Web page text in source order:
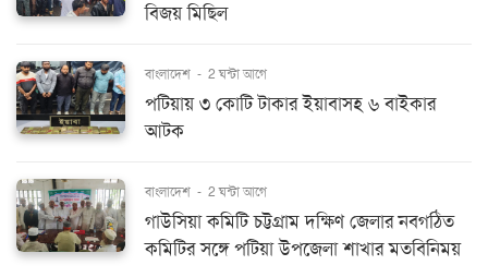
বিজয় মিছিল
বাংলাদেশ - 2 ঘন্টা আগে
পটিয়ায় ৩ কোটি টাকার ইয়াবাসহ ৬ বাইকার
আটক
বাংলাদেশ - 2 ঘন্টা আগে
গাউসিয়া কমিটি চট্টগ্রাম দক্ষিণ জেলার নবগঠিত
কমিটির সঙ্গে পটিয়া উপজেলা শাখার মতবিনিময়